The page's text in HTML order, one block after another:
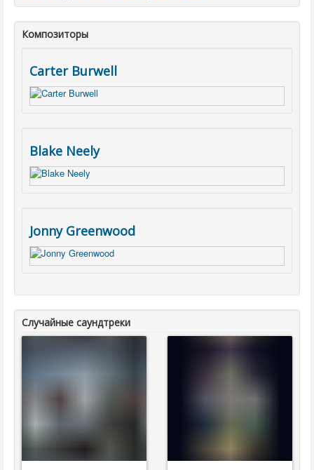
Композиторы
Carter Burwell
Blake Neely
Jonny Greenwood
Случайные саундтреки